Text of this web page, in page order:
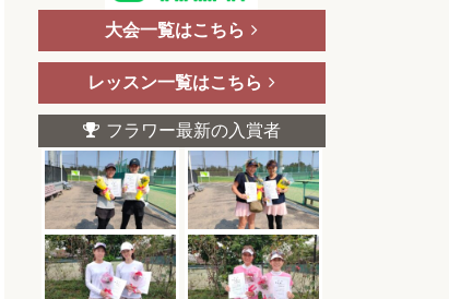
大会一覧はこちら
レッスン一覧はこちら
フラワー最新の入賞者